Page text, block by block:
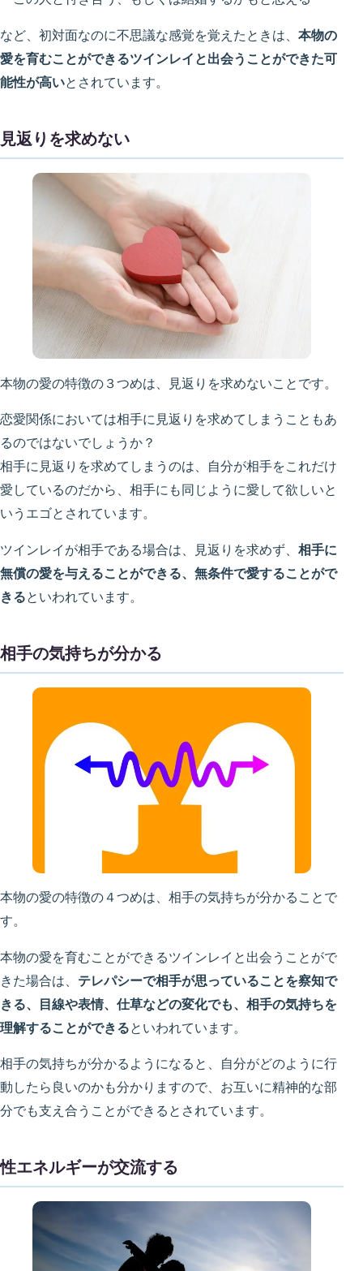
など、初対面なのに不思議な感覚を覚えたときは、 本物の
愛を育むことができるツインレイと出会うことができた可
能性が高いとされています。
見返りを求めない
本物の愛の特徴の３つめは、見返りを求めないことです。
恋愛関係においては相手に見返りを求めてしまうこともあ
るのではないでしょうか？
相手に見返りを求めてしまうのは、自分が相手をこれだけ
愛しているのだから、相手にも同じように愛して欲しいと
いうエゴとされています。
ツインレイが相手である場合は、見返りを求めず、 相手に
無償の愛を与えることができる、無条件で愛することがで
きるといわれています。
相手の気持ちが分かる
本物の愛の特徴の４つめは、相手の気持ちが分かることで
す。
本物の愛を育むことができるツインレイと出会うことがで
きた場合は、 テレパシーで相手が思っていることを察知で
きる、目線や表情、仕草などの変化でも、相手の気持ちを
理解することができるといわれています。
相手の気持ちが分かるようになると、自分がどのように行
動したら良いのかも分かりますので、お互いに精神的な部
分でも支え合うことができるとされています。
性エネルギーが交流する